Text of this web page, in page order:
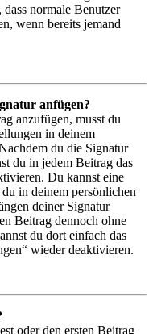
normale Benutzer
wenn bereits jemand
anfügen?
anzufügen, musst du
in deinem
du die Signatur
du in jedem Beitrag das
Du kannst eine
in deinem persönlichen
deiner Signatur
Beitrag dennoch ohne
du dort einfach das
wieder deaktivieren.
oder den ersten Beitrag